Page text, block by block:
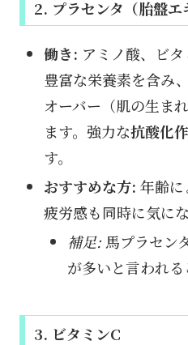
2. プラセンタ（胎盤エ
働き: アミノ酸、ビ
豊富な栄養素を含み
オーバー（肌の生ま
ます。強力な抗酸化
す。
おすすめな方: 年齢に
疲労感も同時に気にな
補足:馬プラセン
が多いと言われる
3. ビタミンC